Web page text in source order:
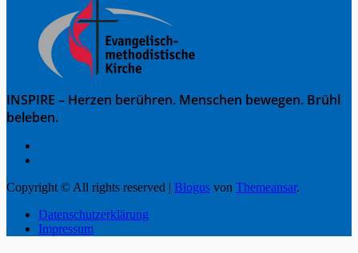
INSPIRE – Herzen berühren. Menschen bewegen. Brühl
beleben.
Copyright © All rights reserved | Blogus von Themeansar.
Datenschutzerklärung
Impressum